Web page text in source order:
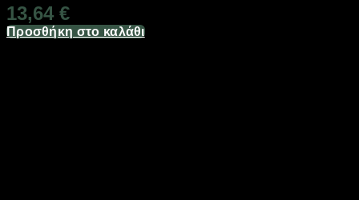
13,64 €
Προσθήκη στο καλάθι